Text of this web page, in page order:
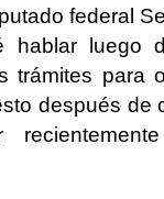
federal
luego
trámites para
después de